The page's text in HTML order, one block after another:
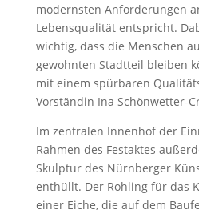
modernsten Anforderungen
Lebensqualität entspricht.
wichtig, dass die Menschen
gewohnten Stadtteil bleiben
mit einem spürbaren
Vorständin Ina Schönwetter-
Im zentralen Innenhof der
Rahmen des Festaktes
Skulptur des Nürnberger
enthüllt. Der Rohling für das
einer Eiche, die auf dem